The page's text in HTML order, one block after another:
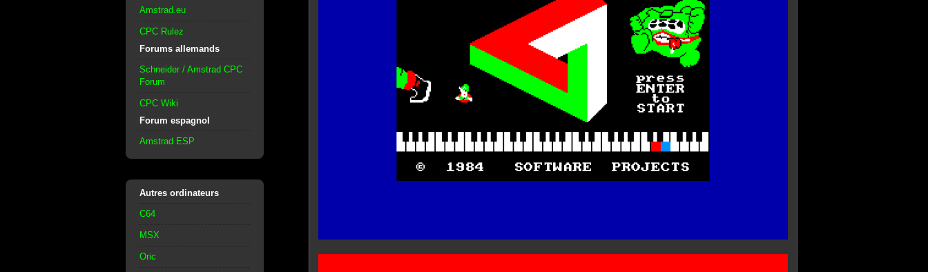
Amstrad.eu
CPC Rulez
Forums allemands
Schneider / Amstrad CPC
Forum
CPC Wiki
Forum espagnol
Amstrad ESP
Autres ordinateurs
C64
MSX
Oric